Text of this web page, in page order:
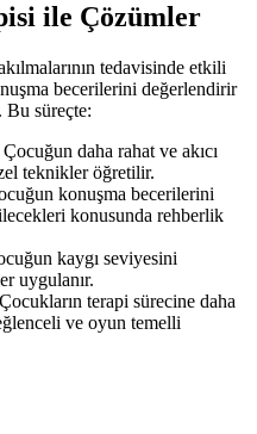
ile Çözümler
tedavisinde etkili
becerilerini değerlendirir
Bu süreçte:
Çocuğun daha rahat ve akıcı
teknikler öğretilir.
konuşma becerilerini
konusunda rehberlik
kaygı seviyesini
uygulanır.
terapi sürecine daha
ve oyun temelli